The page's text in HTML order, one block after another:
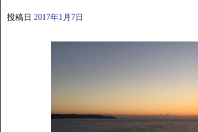
投稿日 2017年1月7日